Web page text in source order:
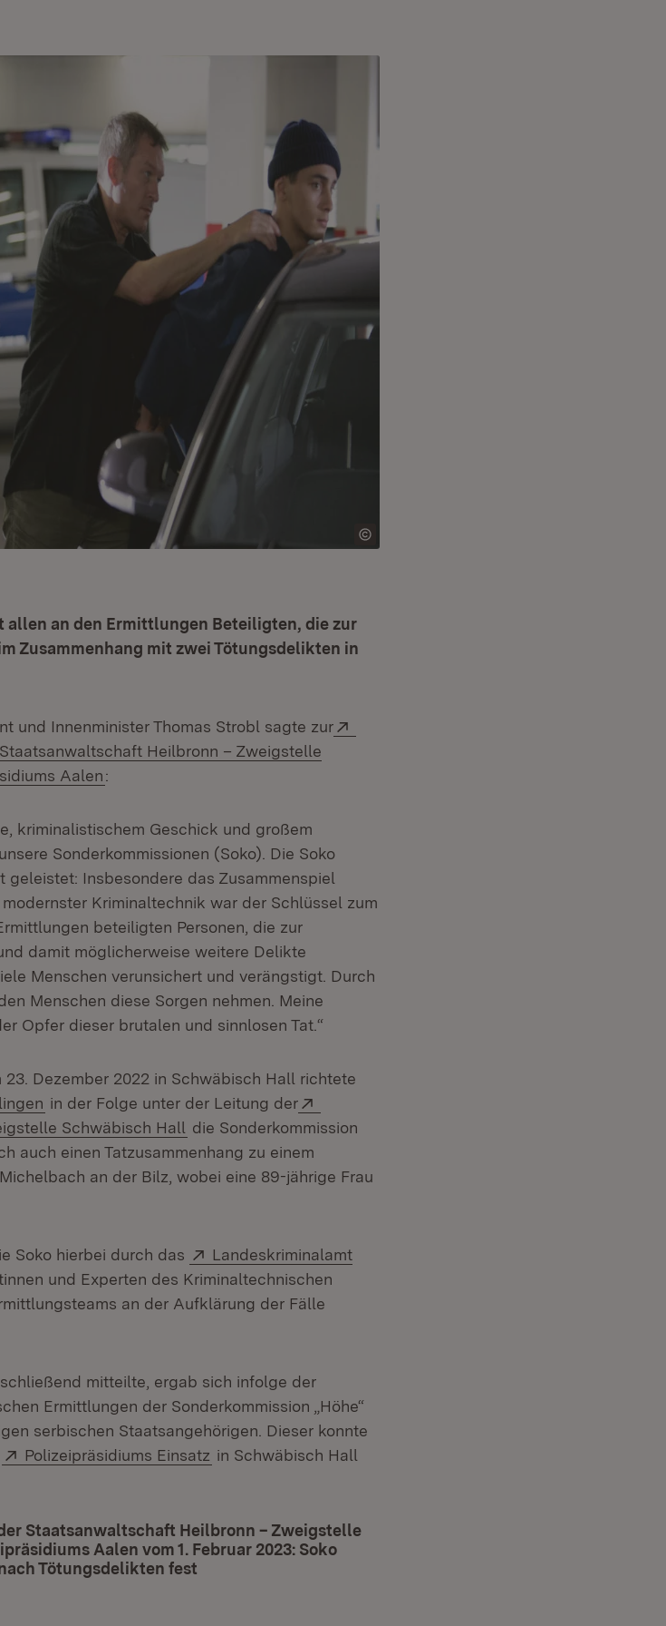
allen an den Ermittlungen Beteiligten, die zur
Zusammenhang mit zwei Tötungsdelikten in
und Innenminister Thomas Strobl sagte zur
Heilbronn – Zweigstelle
Aalen(Öffnet in neuem Fenster)
:
kriminalistischem Geschick und großem
Sonderkommissionen (Soko). Die Soko
geleistet: Insbesondere das Zusammenspiel
Kriminaltechnik war der Schlüssel zum
beteiligten Personen, die zur
damit möglicherweise weitere Delikte
Menschen verunsichert und verängstigt. Durch
Menschen diese Sorgen nehmen. Meine
Opfer dieser brutalen und sinnlosen Tat.“
Dezember 2022 in Schwäbisch Hall richtete
(Öffnet in neuem Fenster)
in der Folge unter der Leitung der
Schwäbisch Hall (Öffnet in neuem Fenster)
die Sonderkommission
auch einen Tatzusammenhang zu einem
an der Bilz, wobei eine 89-jährige Frau
Soko hierbei durch das Extern:
Landeskriminalamt
Fenster)und Experten des Kriminaltechnischen
an der Aufklärung der Fälle
mitteilte, ergab sich infolge der
Ermittlungen der Sonderkommission „Höhe“
serbischen Staatsangehörigen. Dieser konnte
Extern:
Polizeipräsidiums Einsatz (Öffnet in neuem Fenster)
in Schwäbisch Hall
Staatsanwaltschaft Heilbronn – Zweigstelle
Aalen vom 1. Februar 2023: Soko
Tötungsdelikten fest